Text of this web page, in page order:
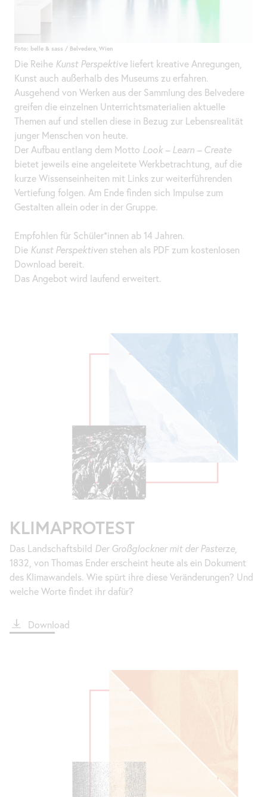
Foto: belle & sass / Belvedere, Wien
Die Reihe Kunst Perspektiveliefert kreative Anregungen,
Kunst auch außerhalb des Museums zu erfahren.
Ausgehend von Werken aus der Sammlung des Belvedere
greifen die einzelnen Unterrichtsmaterialien aktuelle
Themen auf und stellen diese in Bezug zur Lebensrealität
junger Menschen von heute.
Der Aufbau entlang dem Motto Look – Learn – Create
bietet jeweils eine angeleitete Werkbetrachtung, auf die
kurze Wissenseinheiten mit Links zur weiterführenden
Vertiefung folgen. Am Ende finden sich Impulse zum
Gestalten allein oder in der Gruppe.
Empfohlen für Schüler*innen ab 14 Jahren.
Die Kunst Perspektiven stehen als PDF zum kostenlosen
Download bereit.
Das Angebot wird laufend erweitert.
KLIMAPROTEST
Das Landschaftsbild Der Großglockner mit der Pasterze,
1832, von Thomas Ender erscheint heute als ein Dokument
des Klimawandels. Wie spürt ihre diese Veränderungen? Und
welche Worte findet ihr dafür?
File Download